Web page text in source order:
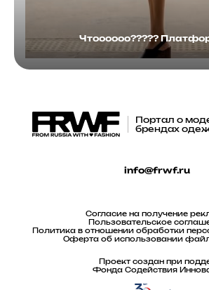
Чтоооооо?????
Портал о
брендах
info@frwf.ru
Согласие на получение
Пользовательское
Политика в отношении обработки
Оферта об использовании
Проект создан при
Фонда Содействия